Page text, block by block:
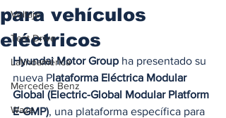
Voltaje
Test Drive
Latinoamérica
Mercedes Benz
Waze
para vehículos
eléctricos
Hyundai Motor Group ha presentado su
nueva Plataforma Eléctrica Modular
Global (Electric-Global Modular Platform
E-GMP), una plataforma específica para